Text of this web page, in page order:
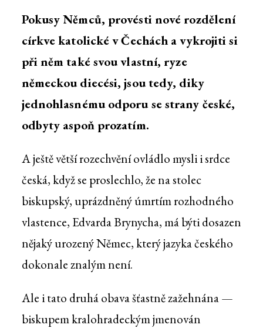
Pokusy Němců, provésti nové rozdělení
církve katolické v Čechách a vykrojiti si
při něm také svou vlastní, ryze
německou diecési, jsou tedy, diky
jednohlasnému odporu se strany české,
odbyty aspoň prozatím.
A ještě větší rozechvění ovládlo mysli i srdce
česká, když se proslechlo, že na stolec
biskupský, uprázdněný úmrtím rozhodného
vlastence, Edvarda Brynycha, má býti dosazen
nějaký urozený Němec, který jazyka českého
dokonale znalým není.
Ale i tato druhá obava šťastně zažehnána —
biskupem kralohradeckým jmenován